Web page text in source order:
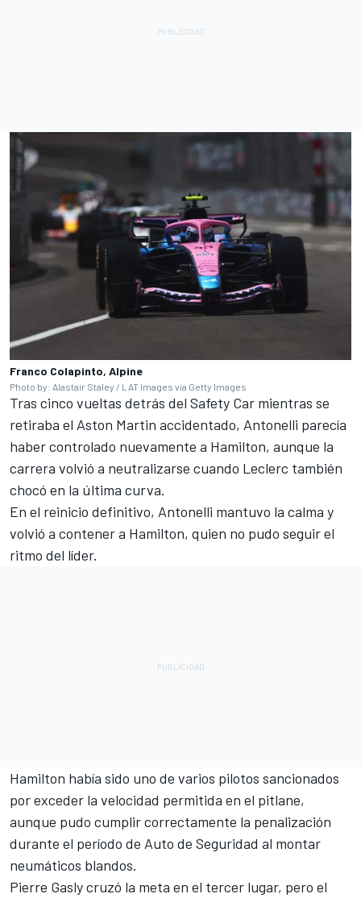
Franco Colapinto, Alpine
Photo by: Alastair Staley / LAT Images via Getty Images
Tras cinco vueltas detrás del Safety Car mientras se
retiraba el Aston Martin accidentado, Antonelli parecía
haber controlado nuevamente a Hamilton, aunque la
carrera volvió a neutralizarse cuando Leclerc también
chocó en la última curva.
En el reinicio definitivo, Antonelli mantuvo la calma y
volvió a contener a Hamilton, quien no pudo seguir el
ritmo del líder.
Hamilton había sido uno de varios pilotos sancionados
por exceder la velocidad permitida en el pitlane,
aunque pudo cumplir correctamente la penalización
durante el período de Auto de Seguridad al montar
neumáticos blandos.
Pierre Gaslycruzó la meta en el tercer lugar, pero el